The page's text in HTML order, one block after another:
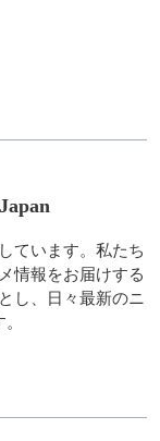
ています。私たち
情報をお届けする
し、日々最新のニ